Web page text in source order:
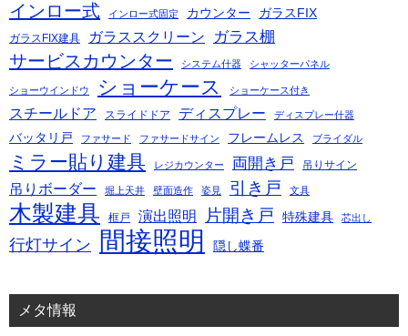
インロー式 インロー式固定 カウンター ガラスFIX
ガラスFIX建具 ガラススクリーン ガラス棚
サービスカウンター システム什器 シャッターパネル
ショーウインドウ ショーケース ショーケース付き
スチールドア スライドドア ディスプレー ディスプレー什器
バッタリ戸 ファサード ファサードサイン フレームレス ブライダル
ミラー貼り建具 レジカウンター 両開き戸 吊りサイン
吊りボーダー 堀上天井 壁面造作 姿見 引き戸 文具
木製建具 框戸 演出照明 片開き戸 特殊建具 芯出し
行灯サイン 間接照明 隠し蝶番
メタ情報